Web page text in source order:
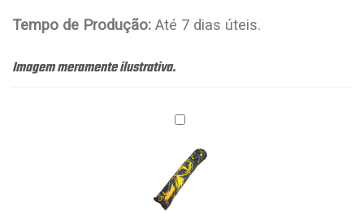
Tempo de Produção: Até 7 dias úteis.
Imagem meramente ilustrativa.
Porta
MatHolder